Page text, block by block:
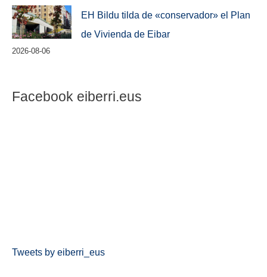
EH Bildu tilda de «conservador» el Plan
de Vivienda de Eibar
2026-08-06
Facebook eiberri.eus
Tweets by eiberri_eus